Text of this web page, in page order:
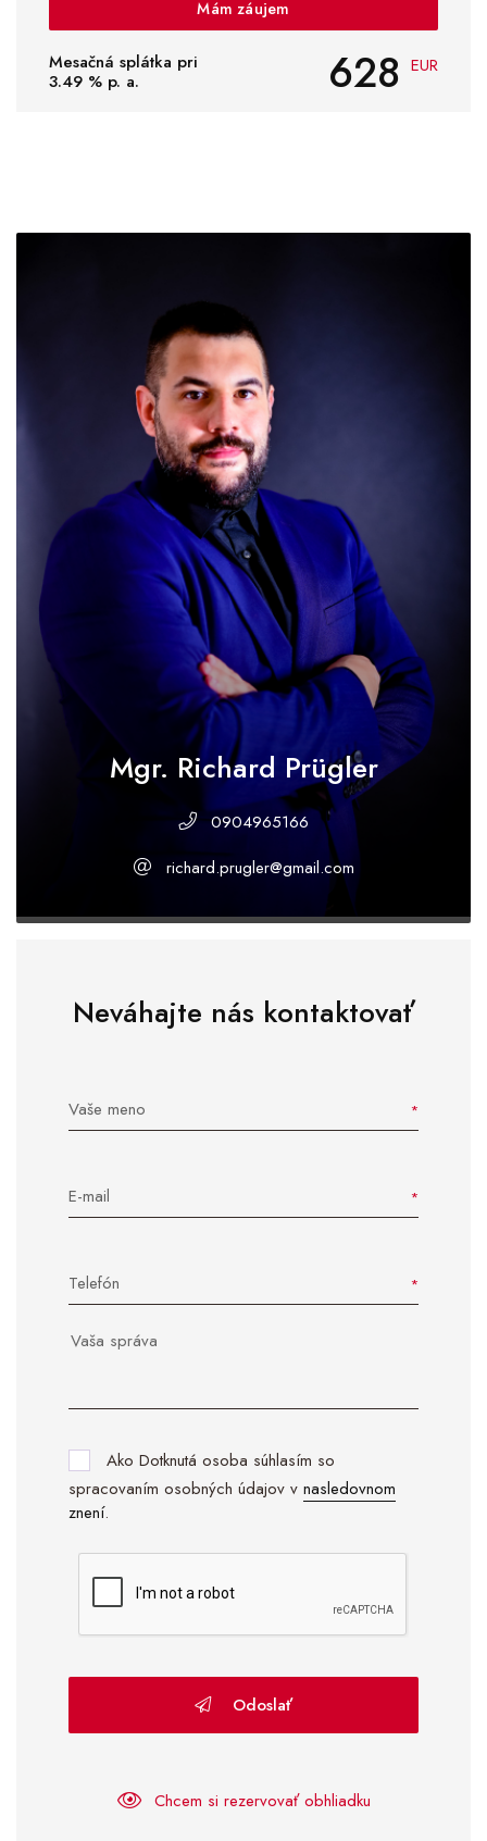
Mám záujem
Mesačná splátka pri
3.49 % p. a. 628 EUR
Mgr. Richard Prügler
0904965166
richard.prugler@gmail.com
Neváhajte nás kontaktovať
Vaše meno
E-mail
Telefón
Ako Dotknutá osoba súhlasím so
spracovaním osobných údajov v nasledovnom
znení.
Odoslať
Chcem si rezervovať obhliadku